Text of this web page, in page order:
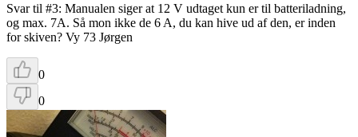
Svar til #3: Manualen siger at 12 V udtaget kun er til batteriladning,
og max. 7A. Så mon ikke de 6 A, du kan hive ud af den, er inden
for skiven? Vy 73 Jørgen
0
0